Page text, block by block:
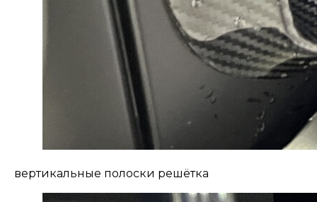
вертикальные полоски решётка